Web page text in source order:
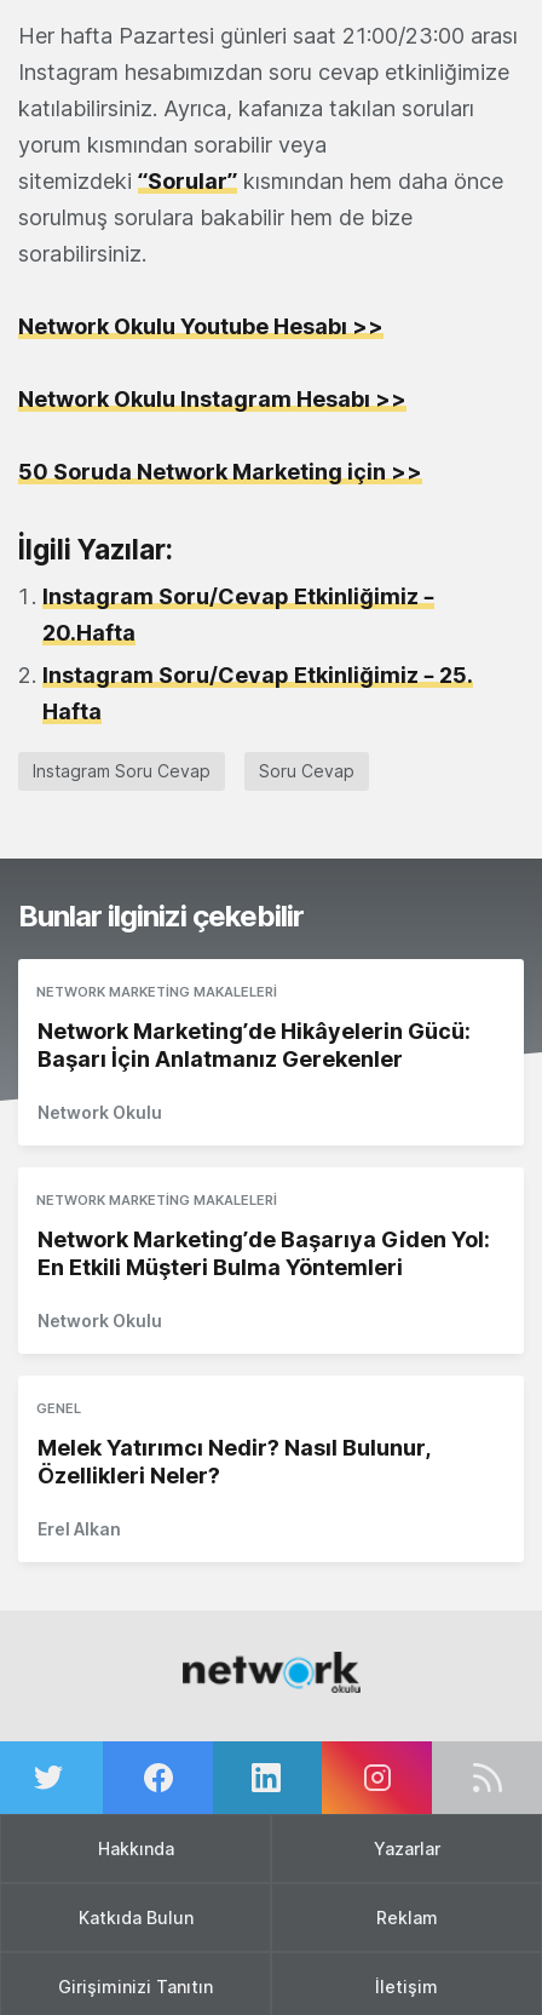
Her hafta Pazartesi günleri saat 21:00/23:00 arası
Instagram hesabımızdan soru cevap etkinliğimize
katılabilirsiniz. Ayrıca, kafanıza takılan soruları
yorum kısmından sorabilir veya
sitemizdeki “Sorular” kısmından hem daha önce
sorulmuş sorulara bakabilir hem de bize
sorabilirsiniz.
Network Okulu Youtube Hesabı >>
Network Okulu Instagram Hesabı >>
50 Soruda Network Marketing için >>
İlgili Yazılar:
Instagram Soru/Cevap Etkinliğimiz –
20.Hafta
Instagram Soru/Cevap Etkinliğimiz – 25.
Hafta
Instagram Soru Cevap Soru Cevap
Bunlar ilginizi çekebilir
NETWORK MARKETING MAKALELERI
Network Marketing’de Hikâyelerin Gücü:
Başarı İçin Anlatmanız Gerekenler
Network Okulu
NETWORK MARKETING MAKALELERI
Network Marketing’de Başarıya Giden Yol:
En Etkili Müşteri Bulma Yöntemleri
Network Okulu
GENEL
Melek Yatırımcı Nedir? Nasıl Bulunur,
Özellikleri Neler?
Erel Alkan
Hakkında Yazarlar
Katkıda Bulun Reklam
Girişiminizi Tanıtın İletişim